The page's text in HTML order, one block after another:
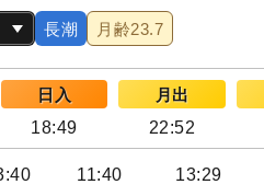
長潮 月齢23.7
日入 月出
18:49 22:52
11:40 13:29